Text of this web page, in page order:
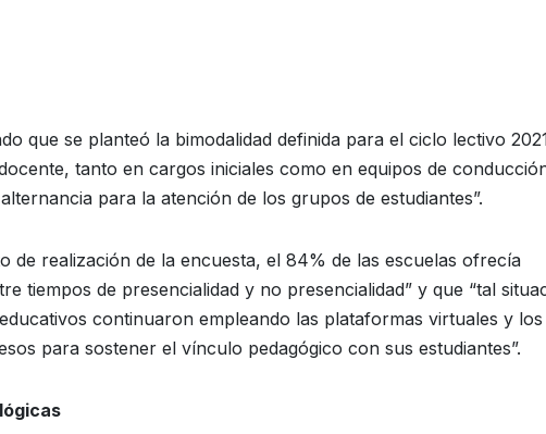
que se planteó la bimodalidad definida para el ciclo lectivo
tanto en cargos iniciales como en equipos de
para la atención de los grupos de estudiantes”.
de realización de la encuesta, el 84% de las escuelas ofrecía
tiempos de presencialidad y no presencialidad” y que “tal
continuaron empleando las plataformas virtuales y los
para sostener el vínculo pedagógico con sus estudiantes”.